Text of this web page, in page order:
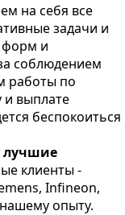
на себя все
задачи и
форм и
соблюдением
работы по
выплате
беспокоиться
лучшие
клиенты -
Infineon,
опыту.